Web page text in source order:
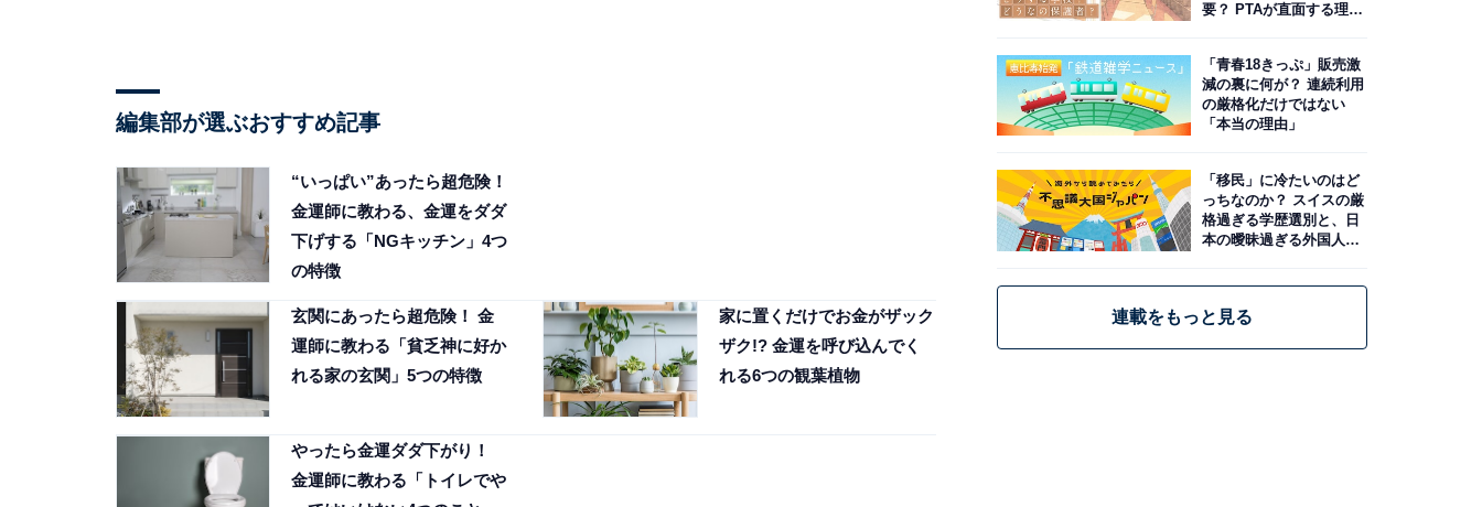
編集部が選ぶおすすめ記事
“いっぱい”あったら超危険！
金運師に教わる、金運をダダ
下げする「NGキッチン」4つ
の特徴
玄関にあったら超危険！ 金
運師に教わる「貧乏神に好か
れる家の玄関」5つの特徴
家に置くだけでお金がザック
ザク!? 金運を呼び込んでく
れる6つの観葉植物
やったら金運ダダ下がり！
金運師に教わる「トイレでや
要？ PTAが直面する理想
「青春18きっぷ」販売激
減の裏に何が？ 連続利用
の厳格化だけではない
「本当の理由」
「移民」に冷たいのはど
っちなのか？ スイスの厳
格過ぎる学歴選別と、日
本の曖昧過ぎる外国人政
連載をもっと見る